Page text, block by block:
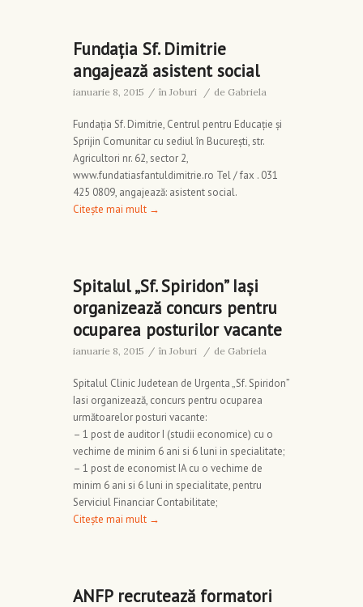
Fundaţia Sf. Dimitrie
angajează asistent social
ianuarie 8, 2015 / în Joburi / de Gabriela
Fundaţia Sf. Dimitrie, Centrul pentru Educaţie şi
Sprijin Comunitar cu sediul în Bucureşti, str.
Agricultori nr. 62, sector 2,
www.fundatiasfantuldimitrie.ro Tel / fax . 031
425 0809, angajează: asistent social.
Citește mai mult →
Spitalul „Sf. Spiridon” Iaşi
organizează concurs pentru
ocuparea posturilor vacante
ianuarie 8, 2015 / în Joburi / de Gabriela
Spitalul Clinic Judetean de Urgenta „Sf. Spiridon”
Iasi organizează, concurs pentru ocuparea
următoarelor posturi vacante:
– 1 post de auditor I (studii economice) cu o
vechime de minim 6 ani si 6 luni in specialitate;
– 1 post de economist IA cu o vechime de
minim 6 ani si 6 luni in specialitate, pentru
Serviciul Financiar Contabilitate;
Citește mai mult →
ANFP recrutează formatori